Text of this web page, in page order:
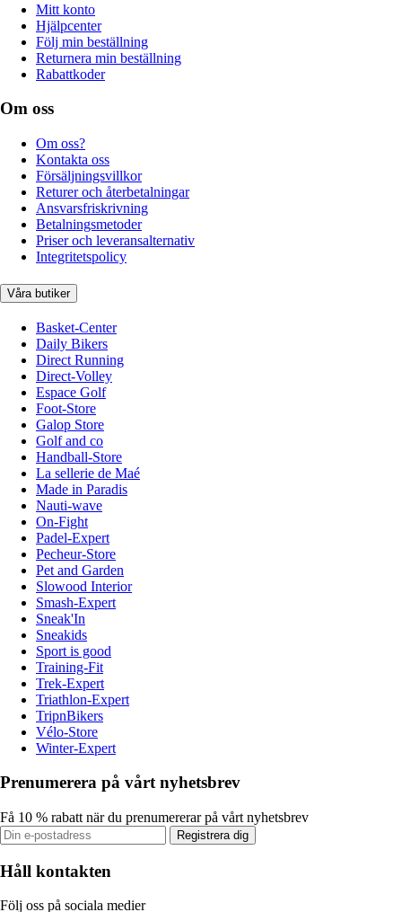
Mitt konto
Hjälpcenter
Följ min beställning
Returnera min beställning
Rabattkoder
Om oss
Om oss?
Kontakta oss
Försäljningsvillkor
Returer och återbetalningar
Ansvarsfriskrivning
Betalningsmetoder
Priser och leveransalternativ
Integritetspolicy
Våra butiker
Basket-Center
Daily Bikers
Direct Running
Direct-Volley
Espace Golf
Foot-Store
Galop Store
Golf and co
Handball-Store
La sellerie de Maé
Made in Paradis
Nauti-wave
On-Fight
Padel-Expert
Pecheur-Store
Pet and Garden
Slowood Interior
Smash-Expert
Sneak'In
Sneakids
Sport is good
Training-Fit
Trek-Expert
Triathlon-Expert
TripnBikers
Vélo-Store
Winter-Expert
Prenumerera på vårt nyhetsbrev
Få 10 % rabatt när du prenumererar på vårt nyhetsbrev
Registrera dig
Håll kontakten
Följ oss på sociala medier